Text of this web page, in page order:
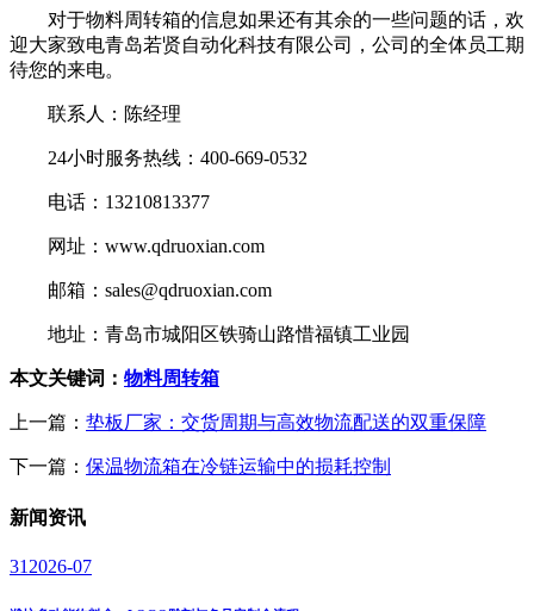
对于物料周转箱的信息如果还有其余的一些问题的话，欢
迎大家致电青岛若贤自动化科技有限公司，公司的全体员工期
待您的来电。
联系人：陈经理
24小时服务热线：400-669-0532
电话：13210813377
网址：www.qdruoxian.com
邮箱：sales@qdruoxian.com
地址：青岛市城阳区铁骑山路惜福镇工业园
本文关键词： 物料周转箱
上一篇： 垫板厂家：交货周期与高效物流配送的双重保障
下一篇： 保温物流箱在冷链运输中的损耗控制
新闻资讯
31 2026-07